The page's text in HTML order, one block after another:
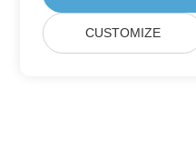
CUSTOMIZE